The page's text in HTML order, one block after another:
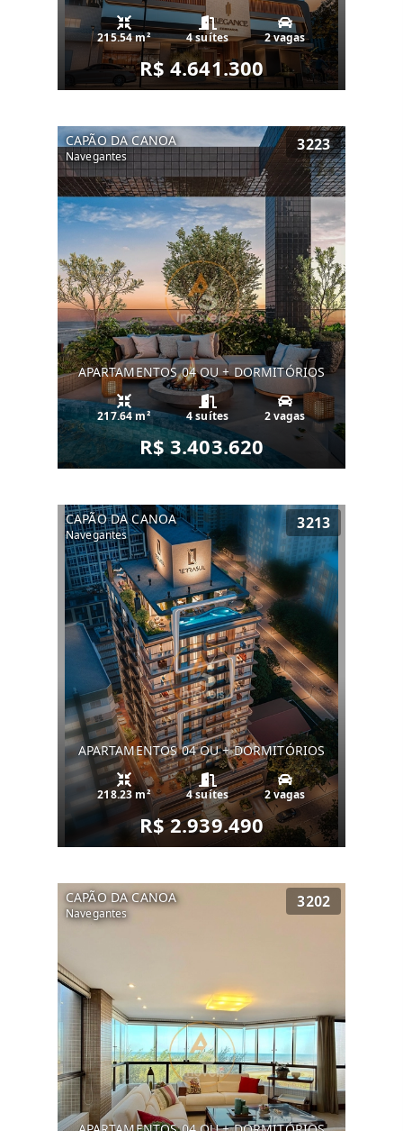
215.54 m² 4 suítes 2 vagas
R$ 4.641.300
CAPÃO DA CANOA
Navegantes
3223
APARTAMENTOS 04 OU + DORMITÓRIOS
217.64 m² 4 suítes 2 vagas
R$ 3.403.620
CAPÃO DA CANOA
Navegantes
3213
APARTAMENTOS 04 OU + DORMITÓRIOS
218.23 m² 4 suítes 2 vagas
R$ 2.939.490
CAPÃO DA CANOA
Navegantes
3202